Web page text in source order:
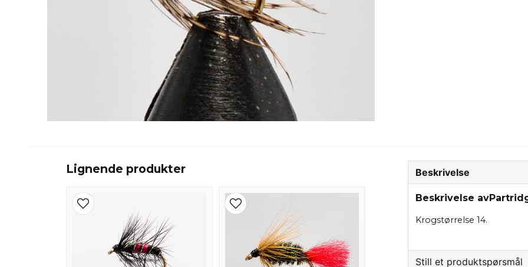
Lignende produkter Beskrivelse
Beskrivelse
Krogstørrelse 14.
Still et produktspørsmål